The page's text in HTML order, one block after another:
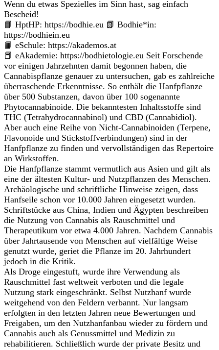
Wenn du etwas Spezielles im Sinn hast, sag einfach
Bescheid!
📘 HptHP: https://bodhie.eu 📗 Bodhie*in:
https://bodhiein.eu
📙 eSchule: https://akademos.at
📕 eAkademie: https://bodhietologie.eu Seit Forschende
vor einigen Jahrzehnten damit begonnen haben, die
Cannabispflanze genauer zu untersuchen, gab es zahlreiche
überraschende Erkenntnisse. So enthält die Hanfpflanze
über 500 Substanzen, davon über 100 sogenannte
Phytocannabinoide. Die bekanntesten Inhaltsstoffe sind
THC (Tetrahydrocannabinol) und CBD (Cannabidiol).
Aber auch eine Reihe von Nicht-Cannabinoiden (Terpene,
Flavonoide und Stickstoffverbindungen) sind in der
Hanfpflanze zu finden und vervollständigen das Repertoire
an Wirkstoffen.
Die Hanfpflanze stammt vermutlich aus Asien und gilt als
eine der ältesten Kultur- und Nutzpflanzen des Menschen.
Archäologische und schriftliche Hinweise zeigen, dass
Hanfseile schon vor 10.000 Jahren eingesetzt wurden.
Schriftstücke aus China, Indien und Ägypten beschreiben
die Nutzung von Cannabis als Rauschmittel und
Therapeutikum vor etwa 4.000 Jahren. Nachdem Cannabis
über Jahrtausende von Menschen auf vielfältige Weise
genutzt wurde, geriet die Pflanze im 20. Jahrhundert
jedoch in die Kritik.
Als Droge eingestuft, wurde ihre Verwendung als
Rauschmittel fast weltweit verboten und die legale
Nutzung stark eingeschränkt. Selbst Nutzhanf wurde
weitgehend von den Feldern verbannt. Nur langsam
erfolgten in den letzten Jahren neue Bewertungen und
Freigaben, um den Nutzhanfanbau wieder zu fördern und
Cannabis auch als Genussmittel und Medizin zu
rehabilitieren. Schließlich wurde der private Besitz und